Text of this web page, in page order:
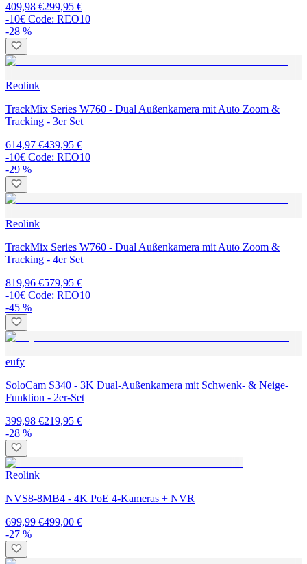
409,98 €299,95 €
-10€ Code: REO10
-28 %
Reolink
TrackMix Series W760 - Dual Außenkamera mit Auto Zoom &
Tracking - 3er Set
614,97 €439,95 €
-10€ Code: REO10
-29 %
Reolink
TrackMix Series W760 - Dual Außenkamera mit Auto Zoom &
Tracking - 4er Set
819,96 €579,95 €
-10€ Code: REO10
-45 %
eufy
SoloCam S340 - 3K Dual-Außenkamera mit Schwenk- & Neige-
Funktion - 2er-Set
399,98 €219,95 €
-28 %
Reolink
NVS8-8MB4 - 4K PoE 4-Kameras + NVR
699,99 €499,00 €
-27 %